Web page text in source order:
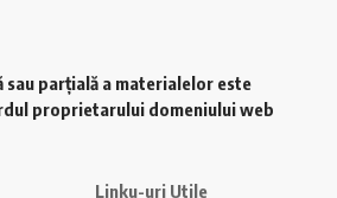
parțială a materialelor este
proprietarului domeniului web
Linku-uri Utile